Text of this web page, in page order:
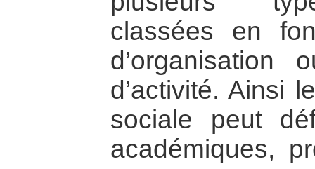
classées en
d’organisation
d’activité. Ainsi
sociale peut
académiques,